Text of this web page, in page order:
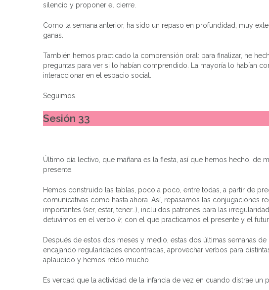
silencio y proponer el cierre.
Como la semana anterior, ha sido un repaso en profundidad, muy
ganas.
También hemos practicado la comprensión oral: para finalizar, he
preguntas para ver si lo habían comprendido. La mayoría lo habían
interaccionar en el espacio social.
Seguimos.
Sesión 33
Último día lectivo, que mañana es la fiesta, así que hemos hecho,
presente.
Hemos construido las tablas, poco a poco, entre todas, a partir de
comunicativas como hasta ahora. Así, repasamos las conjugaciones
importantes (ser, estar, tener…), incluidos patrones para las
detuvimos en el verbo ir, con el que practicamos el presente y el
Después de estos dos meses y medio, estas dos últimas semanas
encajando regularidades encontradas, aprovechar verbos para
aplaudido y hemos reído mucho.
Es verdad que la actividad de la infancia de vez en cuando distrae